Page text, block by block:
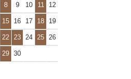
8 9 10 11 12
15 16 17 18 19
22 23 24 25 26
29 30